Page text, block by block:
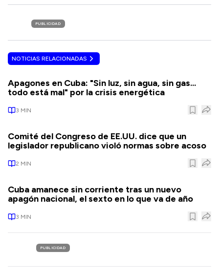
PUBLICIDAD
NOTICIAS RELACIONADAS
Apagones en Cuba: "Sin luz, sin agua, sin gas...
todo está mal" por la crisis energética
3 MIN
Comité del Congreso de EE.UU. dice que un
legislador republicano violó normas sobre acoso
2 MIN
Cuba amanece sin corriente tras un nuevo
apagón nacional, el sexto en lo que va de año
3 MIN
PUBLICIDAD